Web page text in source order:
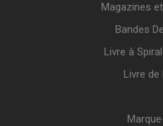
Magazines
Bandes
Livre à
Livre de